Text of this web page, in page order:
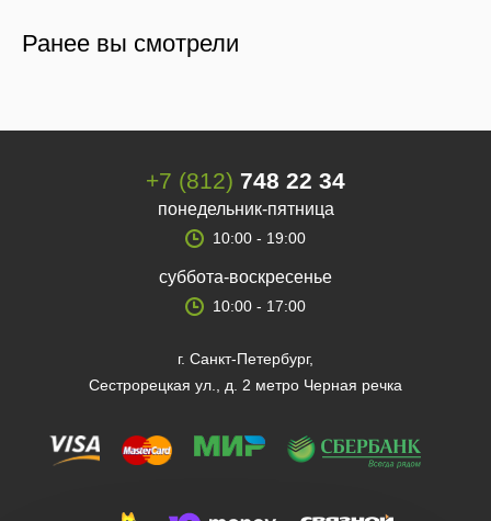
Ранее вы смотрели
+7 (812) 748 22 34
понедельник-пятница
10:00 - 19:00
суббота-воскресенье
10:00 - 17:00
г. Санкт-Петербург,
Сестрорецкая ул., д. 2 метро Черная речка